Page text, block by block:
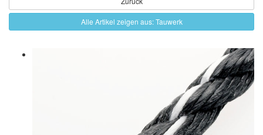
Alle Artikel zeigen aus: Tauwerk